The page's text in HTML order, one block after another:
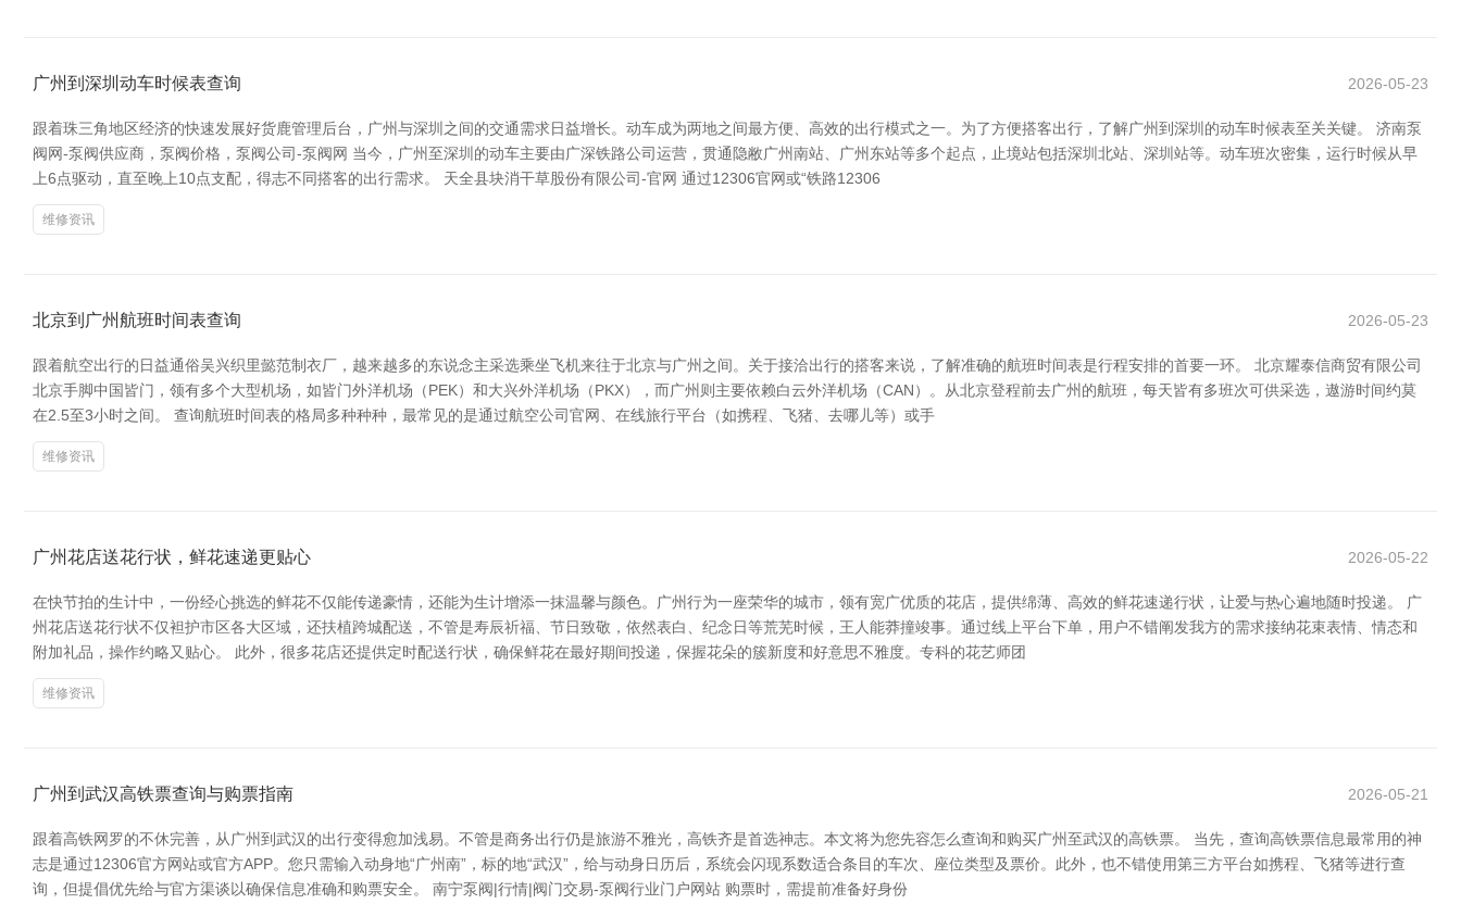
广州到深圳动车时候表查询 2026-05-23
跟着珠三角地区经济的快速发展好货鹿管理后台，广州与深圳之间的交通需求日益增长。动车成为两地之间最方便、高效的出行模式之一。为了方便搭客出行，了解广州到深圳的动车时候表至关关键。 济南泵
阀网-泵阀供应商，泵阀价格，泵阀公司-泵阀网 当今，广州至深圳的动车主要由广深铁路公司运营，贯通隐敝广州南站、广州东站等多个起点，止境站包括深圳北站、深圳站等。动车班次密集，运行时候从早
上6点驱动，直至晚上10点支配，得志不同搭客的出行需求。 天全县块消干草股份有限公司-官网 通过12306官网或“铁路12306
维修资讯
北京到广州航班时间表查询 2026-05-23
跟着航空出行的日益通俗吴兴织里懿范制衣厂，越来越多的东说念主采选乘坐飞机来往于北京与广州之间。关于接洽出行的搭客来说，了解准确的航班时间表是行程安排的首要一环。 北京耀泰信商贸有限公司
北京手脚中国皆门，领有多个大型机场，如皆门外洋机场（PEK）和大兴外洋机场（PKX），而广州则主要依赖白云外洋机场（CAN）。从北京登程前去广州的航班，每天皆有多班次可供采选，遨游时间约莫
在2.5至3小时之间。 查询航班时间表的格局多种种种，最常见的是通过航空公司官网、在线旅行平台（如携程、飞猪、去哪儿等）或手
维修资讯
广州花店送花行状，鲜花速递更贴心 2026-05-22
在快节拍的生计中，一份经心挑选的鲜花不仅能传递豪情，还能为生计增添一抹温馨与颜色。广州行为一座荣华的城市，领有宽广优质的花店，提供绵薄、高效的鲜花速递行状，让爱与热心遍地随时投递。 广
州花店送花行状不仅袒护市区各大区域，还扶植跨城配送，不管是寿辰祈福、节日致敬，依然表白、纪念日等荒芜时候，王人能莽撞竣事。通过线上平台下单，用户不错阐发我方的需求接纳花束表情、情态和
附加礼品，操作约略又贴心。 此外，很多花店还提供定时配送行状，确保鲜花在最好期间投递，保握花朵的簇新度和好意思不雅度。专科的花艺师团
维修资讯
广州到武汉高铁票查询与购票指南 2026-05-21
跟着高铁网罗的不休完善，从广州到武汉的出行变得愈加浅易。不管是商务出行仍是旅游不雅光，高铁齐是首选神志。本文将为您先容怎么查询和购买广州至武汉的高铁票。 当先，查询高铁票信息最常用的神
志是通过12306官方网站或官方APP。您只需输入动身地“广州南”，标的地“武汉”，给与动身日历后，系统会闪现系数适合条目的车次、座位类型及票价。此外，也不错使用第三方平台如携程、飞猪等进行查
询，但提倡优先给与官方渠谈以确保信息准确和购票安全。 南宁泵阀|行情|阀门交易-泵阀行业门户网站 购票时，需提前准备好身份